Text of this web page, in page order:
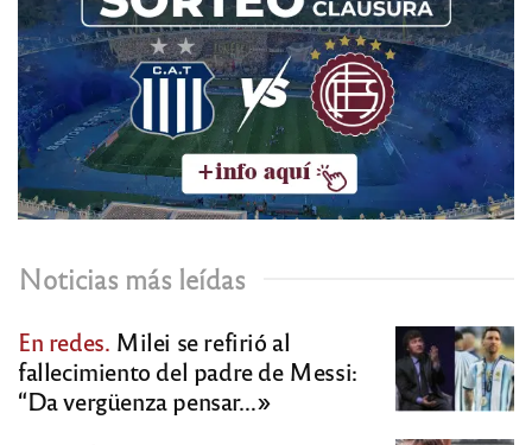
Noticias más leídas
En redes. Milei se refirió al
fallecimiento del padre de Messi:
“Da vergüenza pensar…»